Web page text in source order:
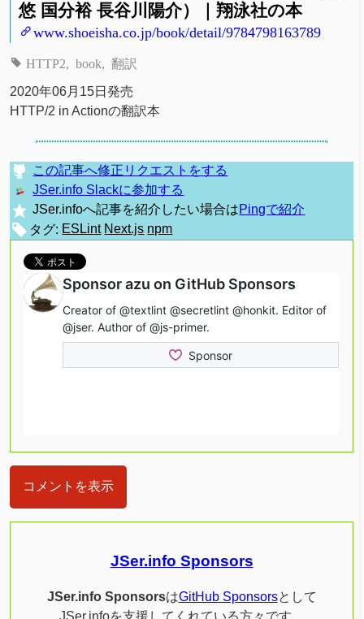
悠 国分裕 長谷川陽介）｜翔泳社の本
www.shoeisha.co.jp/book/detail/9784798163789
HTTP2 book 翻訳
2020年06月15日発売
HTTP/2 in Actionの翻訳本
この記事へ修正リクエストをする
JSer.info Slackに参加する
JSer.infoへ記事を紹介したい場合はPingで紹介
タグ: ESLint Next.js npm
コメントを表示
JSer.info Sponsors
JSer.info SponsorsはGitHub Sponsorsとして
JSer.infoを支援してくれている方々です。